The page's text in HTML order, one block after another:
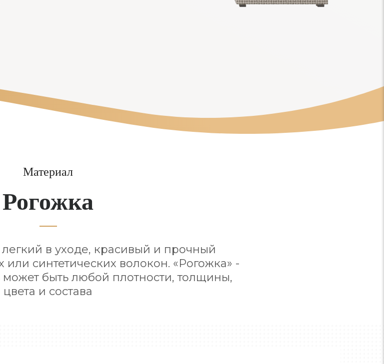
Материал
Рогожка
в уходе, красивый и прочный
или синтетических волокон. «Рогожка» -
может быть любой плотности, толщины,
цвета и состава